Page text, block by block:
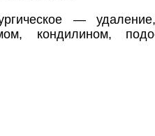
—
кондилином,